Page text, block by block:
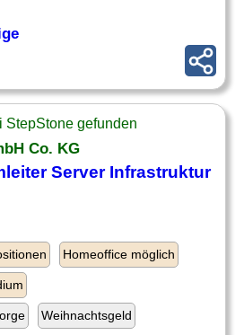
StepStone gefunden
Co. KG
ServerInfrastruktur
Homeoffice möglich
Weihnachtsgeld